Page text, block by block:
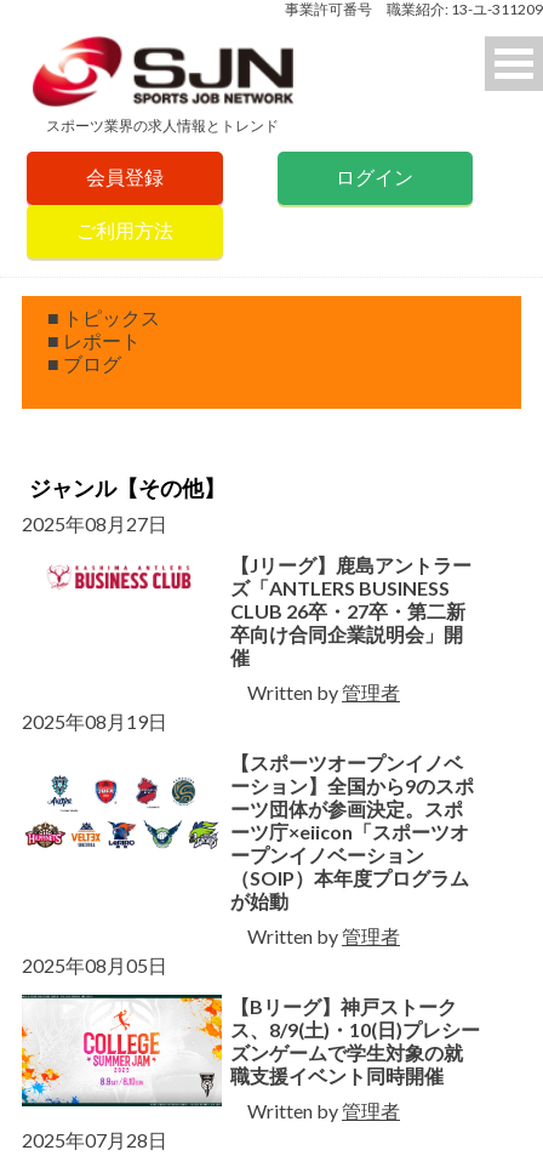
事業許可番号 職業紹介: 13-ユ-311209
スポーツ業界の求人情報とトレンド
会員登録 ログイン
ご利用方法
■ トピックス
■ レポート
■ ブログ
ジャンル【その他】
2025年08月27日
【Jリーグ】鹿島アントラー
ズ「ANTLERS BUSINESS
CLUB 26卒・27卒・第二新
卒向け合同企業説明会」開
催
Written by管理者
2025年08月19日
【スポーツオープンイノベ
ーション】全国から9のスポ
ーツ団体が参画決定。スポ
ーツ庁×eiicon「スポーツオ
ープンイノベーション
（SOIP）本年度プログラム
が始動
Written by管理者
2025年08月05日
【Bリーグ】神戸ストーク
ス、8/9(土)・10(日)プレシー
ズンゲームで学生対象の就
職支援イベント同時開催
Written by管理者
2025年07月28日